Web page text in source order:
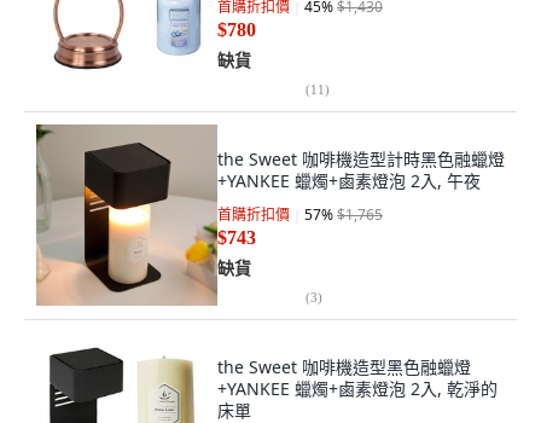
首購折扣價 45%$1,430
$780
缺貨
(11)
the Sweet 咖啡機造型計時黑色融蠟燈
+YANKEE 蠟燭+鹵素燈泡 2入, 午夜
首購折扣價 57%$1,765
$743
缺貨
(3)
the Sweet 咖啡機造型黑色融蠟燈
+YANKEE 蠟燭+鹵素燈泡 2入, 乾淨的
床單